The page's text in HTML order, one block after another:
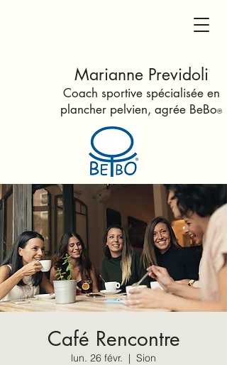
Marianne Previdoli
Coach sportive spécialisée en
plancher pelvien, agrée BeBo®
Café Rencontre
lun. 26 févr.
  |
Sion